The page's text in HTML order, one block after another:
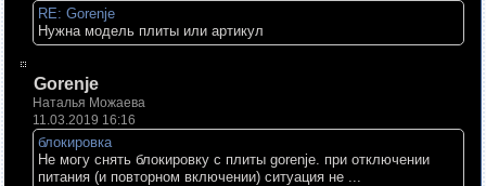
RE: Gorenje
Нужна модель плиты или артикул
Gorenje
Наталья Можаева
11.03.2019 16:16
блокировка
Не могу снять блокировку с плиты gorenje. при отключении
питания (и повторном включении) ситуация не ...